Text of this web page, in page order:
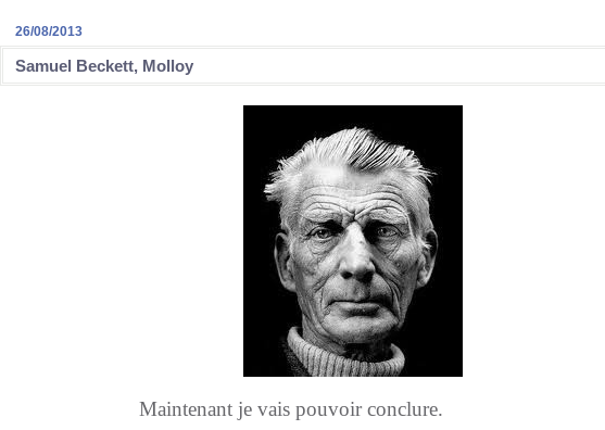
26/08/2013
Samuel Beckett, Molloy
Maintenant je vais pouvoir conclure.